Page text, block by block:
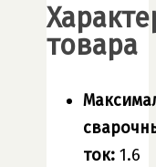
товара
ток: 1.6